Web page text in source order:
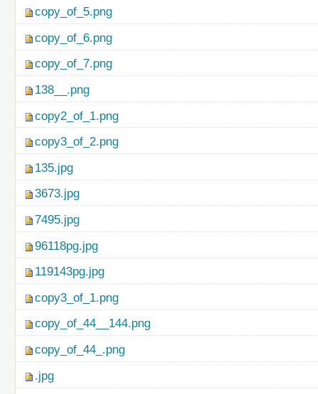
copy_of_5.png
copy_of_6.png
copy_of_7.png
138__.png
copy2_of_1.png
copy3_of_2.png
135.jpg
3673.jpg
7495.jpg
96118pg.jpg
119143pg.jpg
copy3_of_1.png
copy_of_44__144.png
copy_of_44_.png
.jpg